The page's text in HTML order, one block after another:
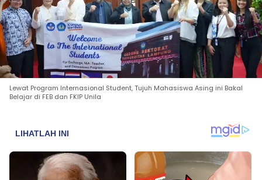
Lewat Program Internasional Student, Tujuh Mahasiswa Asing ini Bakal
Belajar di FEB dan FKIP Unila